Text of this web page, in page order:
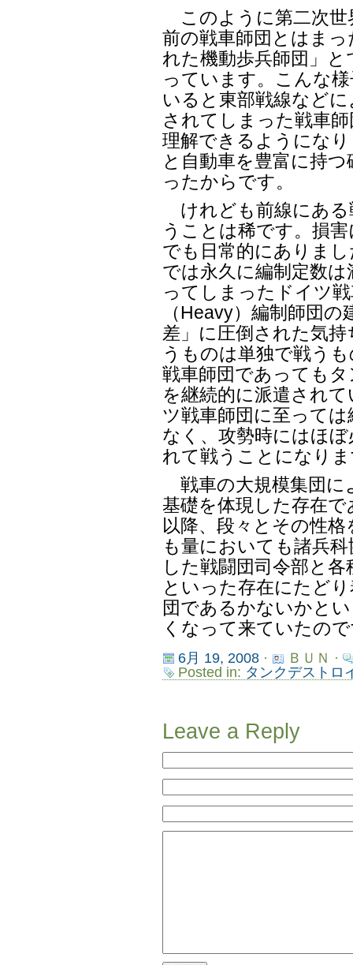
このように第二次世
前の戦車師団とはま
れた機動歩兵師団」
っています。こんな
いると東部戦線など
されてしまった戦車
理解できるようにな
と自動車を豊富に持
ったからです。
けれども前線にある
うことは稀です。損
でも日常的にありま
では永久に編制定数
ってしまったドイツ
（Heavy）編制師団
差」に圧倒された気
うものは単独で戦う
戦車師団であっても
を継続的に派遣され
ツ戦車師団に至って
なく、攻勢時にはほ
れて戦うことになり
戦車の大規模集団に
基礎を体現した存在
以降、段々とその性
も量においても諸兵
した戦闘団司令部と
といった存在にたど
団であるかないかと
くなって来ていたの
6月 19, 2008·
ＢＵＮ ·
Posted in: タンクデストロ
Leave a Reply